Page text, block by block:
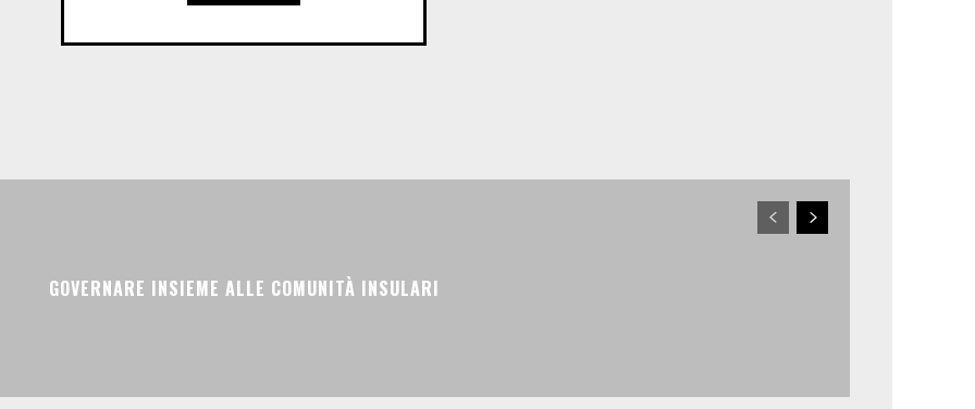
GOVERNARE INSIEME ALLE COMUNITÀ INSULARI